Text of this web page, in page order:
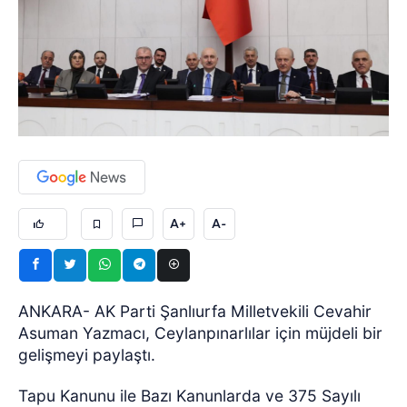
A+ A-
ANKARA- AK Parti Şanlıurfa Milletvekili Cevahir
Asuman Yazmacı, Ceylanpınarlılar için müjdeli bir
gelişmeyi paylaştı.
Tapu Kanunu ile Bazı Kanunlarda ve 375 Sayılı